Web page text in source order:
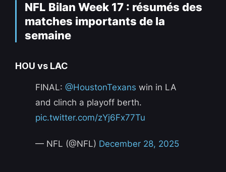
NFL Bilan Week 17 : résumés des
matches importants de la
semaine
HOU vs LAC
FINAL:@HoustonTexans win in LA
and clinch a playoff berth.
pic.twitter.com/zYj6Fx77Tu
— NFL (@NFL) December 28, 2025